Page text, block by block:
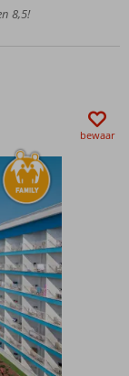
8,5!
bewaar